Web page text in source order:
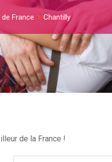
France Chantilly
de la France !